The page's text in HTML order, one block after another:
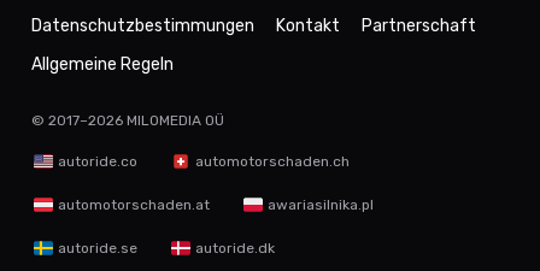
Datenschutzbestimmungen
Kontakt
Partnerschaft
Allgemeine Regeln
© 2017–2026 MILOMEDIA OÜ
autoride.co automotorschaden.ch
automotorschaden.at awariasilnika.pl
autoride.se autoride.dk